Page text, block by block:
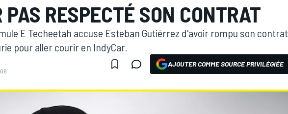
PAS RESPECTÉ SON CONTRAT
E Techeetah accuse Esteban Gutiérrez d'avoir rompu son contrat
pour aller courir en IndyCar.
AJOUTER COMME SOURCE PRIVILÉGIÉE